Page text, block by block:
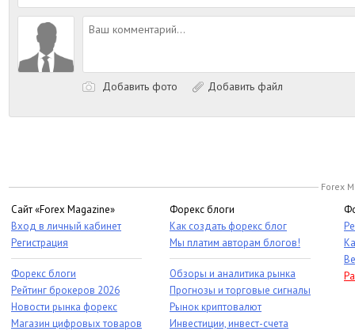
Добавить фото Добавить файл
Forex
Сайт «Forex Magazine»
Вход в личный кабинет
Регистрация
Форекс блоги
Рейтинг брокеров 2026
Новости рынка форекс
Магазин цифровых товаров
Форекс блоги
Как создать форекс блог
Мы платим авторам блогов!
Обзоры и аналитика рынка
Прогнозы и торговые сигналы
Рынок криптовалют
Инвестиции, инвест-счета